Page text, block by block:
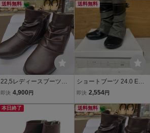
りが良い 軽量 幅広 3E相
当 サイドファスナー付 高
さ3cm￥ 3132
送料無料
22,5レディースブーツ合
成皮革両面ファスナーふ
2,5cmDBR色カカトの高
中敷きは取り外し可能!
即決 4,900 円
送料無料
ショートブーツ 24.0 EEE
グレー レディース (エ85
即決 2,554円
本日終了 送料無料